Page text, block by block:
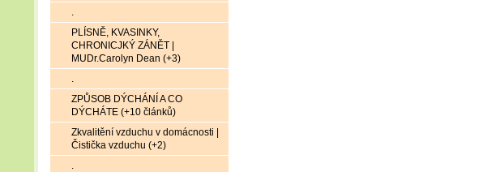
.
PLÍSNĚ, KVASINKY,
CHRONICJKÝ ZÁNĚT |
MUDr.Carolyn Dean (+3)
.
ZPŮSOB DÝCHÁNÍ A CO
DÝCHÁTE (+10 článků)
Zkvalitění vzduchu v domácnosti |
Čistička vzduchu (+2)
.